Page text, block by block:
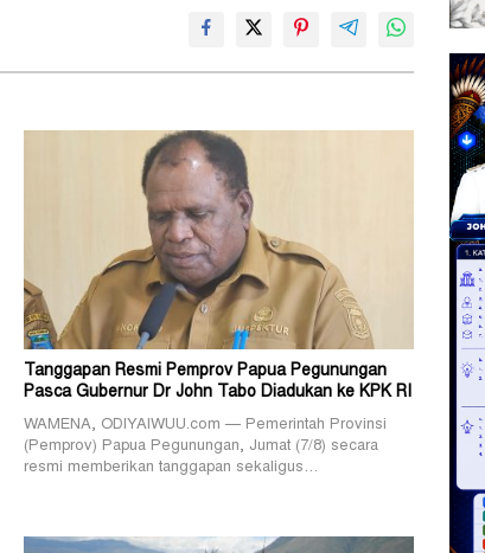
Tanggapan Resmi Pemprov Papua Pegunungan
Pasca Gubernur Dr John Tabo Diadukan ke KPK RI
WAMENA, ODIYAIWUU.com — Pemerintah Provinsi
(Pemprov) Papua Pegunungan, Jumat (7/8) secara
resmi memberikan tanggapan sekaligus…